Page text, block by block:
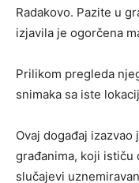
Radakovo. Pazite u
izjavila je ogorčena
Prilikom pregleda
snimaka sa iste
Ovaj događaj
građanima, koji ističu
slučajevi